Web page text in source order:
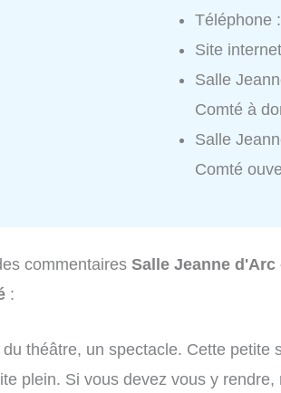
Téléphone :
Site
Salle
Comté à
Salle
Comté
commentaires Salle Jeanne
:
théâtre, un spectacle. Cette petite
plein. Si vous devez vous y